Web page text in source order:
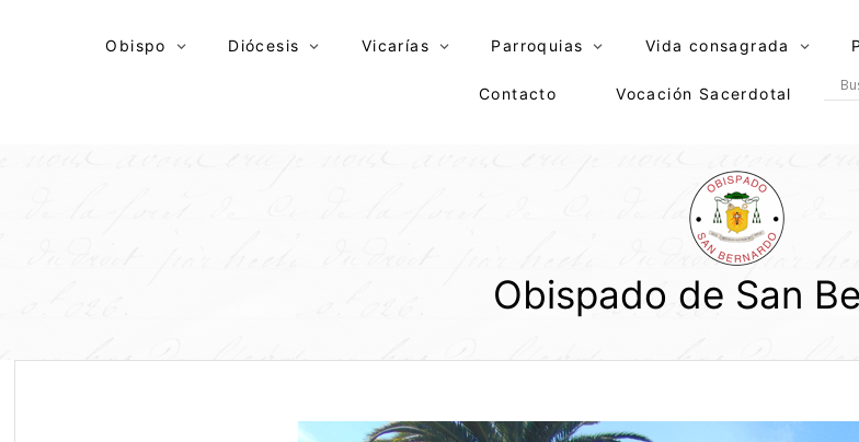
Obispo Diócesis Vicarías Parroquias Vida consagrada
Contacto Vocación Sacerdotal
Obispado de San